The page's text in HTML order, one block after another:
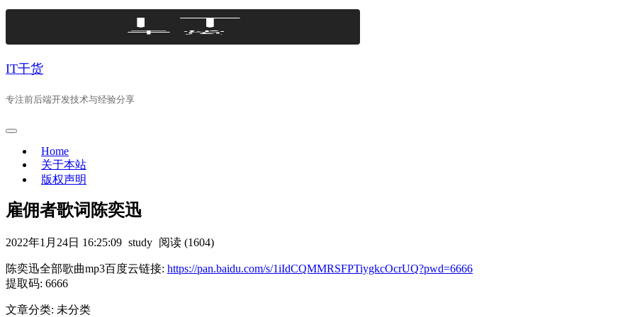
Skip
IT干货
专注前后端开发技术与经验分享
Home
关于本站
版权声明
雇佣者歌词陈奕迅
2022年1月24日 16:25:09 study 阅读 (1604)
陈奕迅全部歌曲mp3百度云链接: https://pan.baidu.com/s/1iIdCQMMRSFPTiygkcOcrUQ?pwd=6666
提取码: 6666
文章分类: 未分类